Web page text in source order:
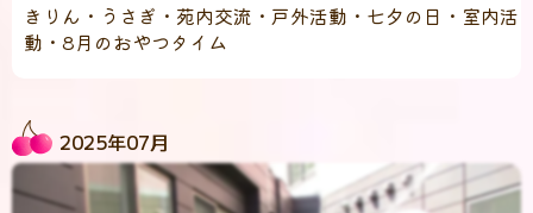
きりん・うさぎ・苑内交流・戸外活動・七夕の日・室内活
動・8月のおやつタイム
2025年07月